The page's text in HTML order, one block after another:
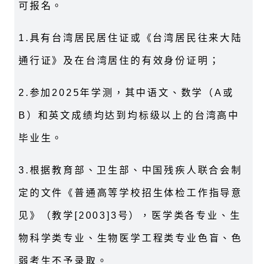
可报名。
1.具有台湾居民居住证或《台湾居民往来大陆
通行证》及在台湾居住的有效身份证明；
2.参加2025年学测，其中语文、数学（A或
B）和英文成绩均达到均标级以上的台湾高中
毕业生。
3.根据教育部、卫生部、中国残疾人联合会制
定的文件《普通高等学校招生体检工作指导意
见》（教学[2003]3号），医学类各专业、生
物科学类专业、生物医学工程类专业色盲、色
弱考生不予录取。